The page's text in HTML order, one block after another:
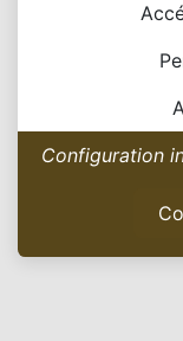
Configuration